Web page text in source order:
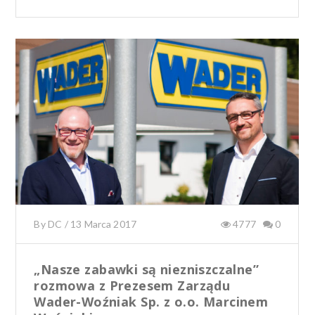
b
o
o
k
te
r
By DC / 13 Marca 2017 4777 0
„Nasze zabawki są niezniszczalne”
rozmowa z Prezesem Zarządu
Wader-Woźniak Sp. z o.o. Marcinem